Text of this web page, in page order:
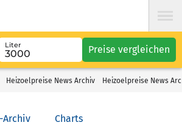
Liter Preise vergleichen
Heizoelpreise News Archiv Heizoelpreise News
Archiv Charts